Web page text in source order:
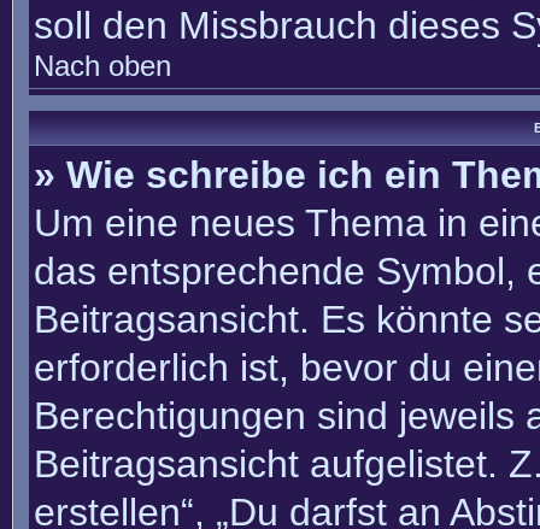
soll den Missbrauch dieses
Nach oben
» Wie schreibe ich ein
Um eine neues Thema in
das entsprechende Symbol,
Beitragsansicht. Es könnte
erforderlich ist, bevor du
Berechtigungen sind jeweils
Beitragsansicht aufgelistet.
erstellen“, „Du darfst an